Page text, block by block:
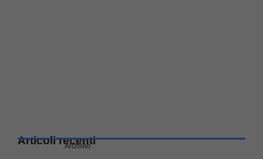
Articoli recenti
Archivio